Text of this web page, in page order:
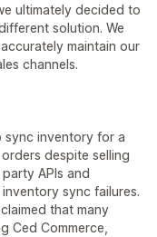
ultimately decided to
solution. We
maintain our
channels.
sync inventory for a
despite selling
APIs and
sync failures.
that many
Ced Commerce,